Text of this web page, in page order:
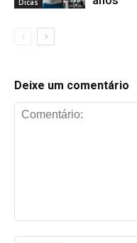
Deixe um comentário